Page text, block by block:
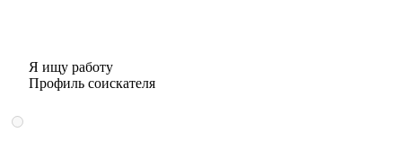
Я ищу работу
Профиль соискателя